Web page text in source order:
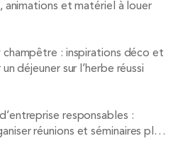
animations et matériel à louer
: inspirations déco et
déjeuner sur l’herbe réussi
responsables :
réunions et séminaires plus